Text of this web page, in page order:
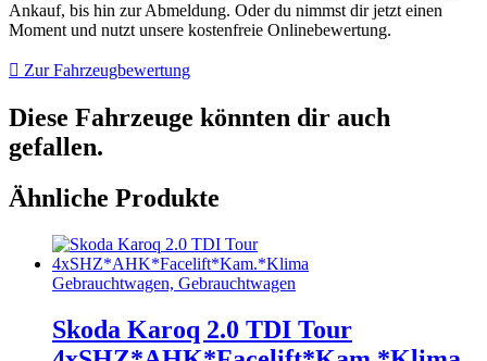
Ankauf, bis hin zur Abmeldung. Oder du nimmst dir jetzt einen
Moment und nutzt unsere kostenfreie Onlinebewertung.
Zur Fahrzeugbewertung
Diese Fahrzeuge könnten dir auch
gefallen.
Ähnliche Produkte
Gebrauchtwagen, Gebrauchtwagen
Skoda Karoq 2.0 TDI Tour